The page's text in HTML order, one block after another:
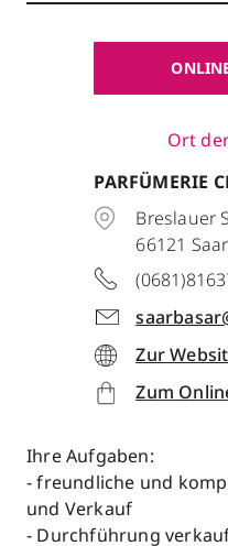
Ort
PARFÜMERIE
Breslauer
66121
Zur
Zum
Ihre Aufgaben:
- freundliche und
und Verkauf
- Durchführung